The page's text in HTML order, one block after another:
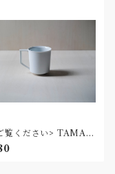
覧ください> TAMAK
ップ